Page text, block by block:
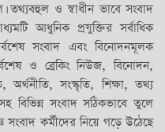
ও স্বাধীন ভাবে সংবাদ
আধুনিক প্রযুক্তির সর্বাধিক
সংবাদ এবং বিনোদনমূলক
ও ব্রেকিং নিউজ, বিনোদন,
অর্থনীতি, সংস্কৃতি, শিক্ষা, তথ্য
বিভিন্ন সংবাদ সঠিকভাবে তুলে
কর্মীদের নিয়ে গড়ে উঠেছে